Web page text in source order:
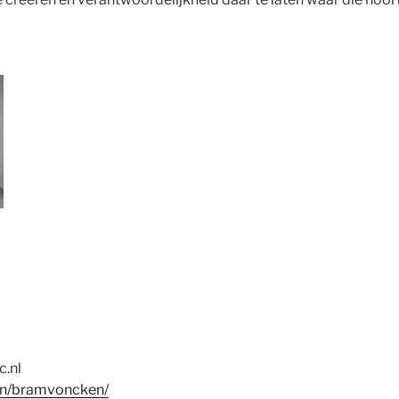
bramvoncken/